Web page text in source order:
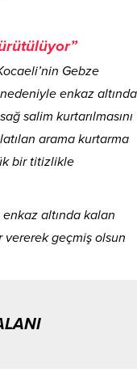
Gebze
enkaz altında
salim kurtarılmasını
arama kurtarma
bir titizlikle
enkaz altında kalan
vererek geçmiş olsun